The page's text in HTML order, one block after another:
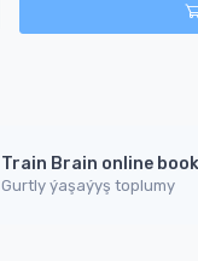
Train Brain online
Gurtly ýaşaýyş toplumy